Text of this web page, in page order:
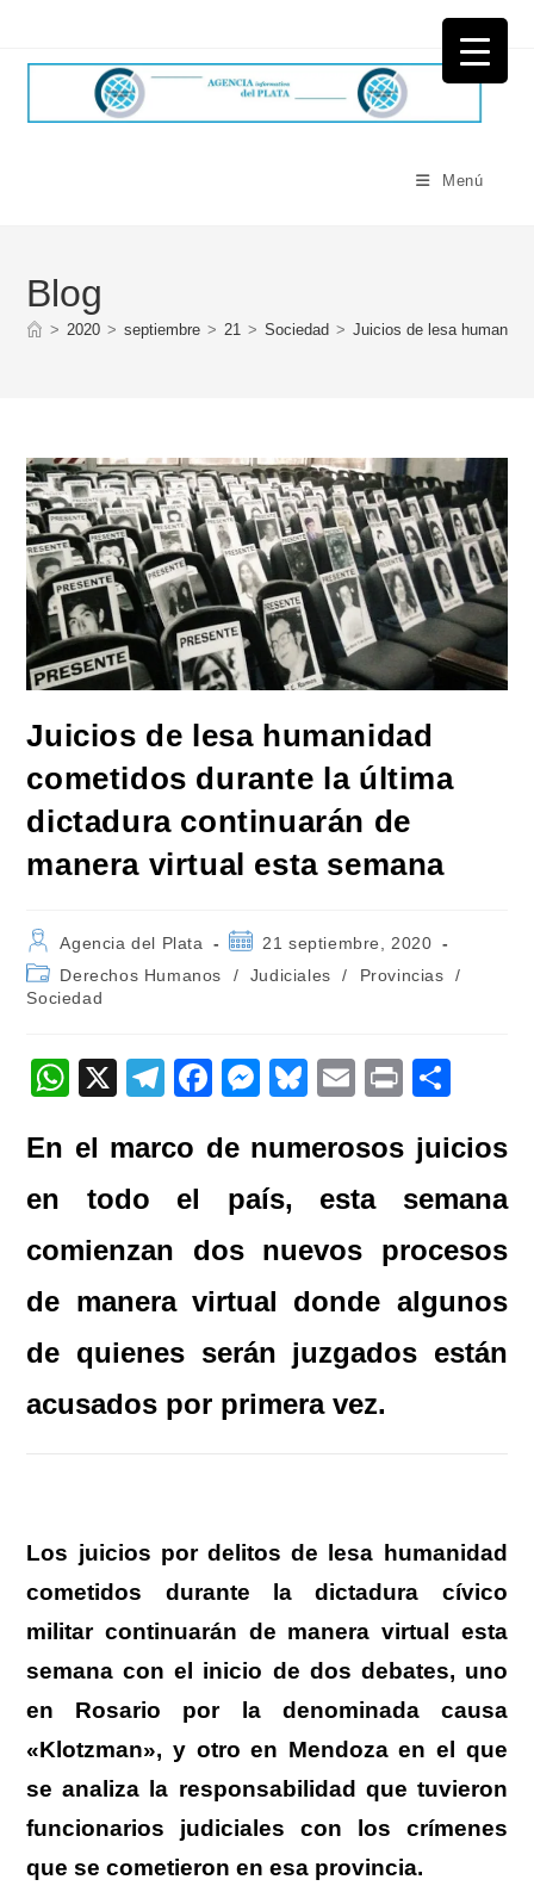
Menú
Blog
> 2020 > septiembre > 21 > Sociedad > Juicios de lesa
Juicios de lesa humanidad
cometidos durante la última
dictadura continuarán de
manera virtual esta semana
Autor
de
la
entrada:
Agencia del Plata
Publicación
la
21 septiembre, 2020
Categoría
de
Derechos Humanos / Judiciales / Provincias
/
Sociedad
W
at
s
A
p
p
X
T
e
gr
m
F
c
e
o
o
k
M
ss
e
g
er
Bl
e
sk
E
ail
Pr
t
m
p
tir
En el marco de numerosos juicios
en todo el país, esta semana
comienzan dos nuevos procesos
de manera virtual donde algunos
de quienes serán juzgados están
acusados por primera vez.
Los juicios por delitos de lesa humanidad
cometidos durante la dictadura cívico
militar continuarán de manera virtual esta
semana con el inicio de dos debates, uno
en Rosario por la denominada causa
«Klotzman», y otro en Mendoza en el que
se analiza la responsabilidad que tuvieron
funcionarios judiciales con los crímenes
que se cometieron en esa provincia.